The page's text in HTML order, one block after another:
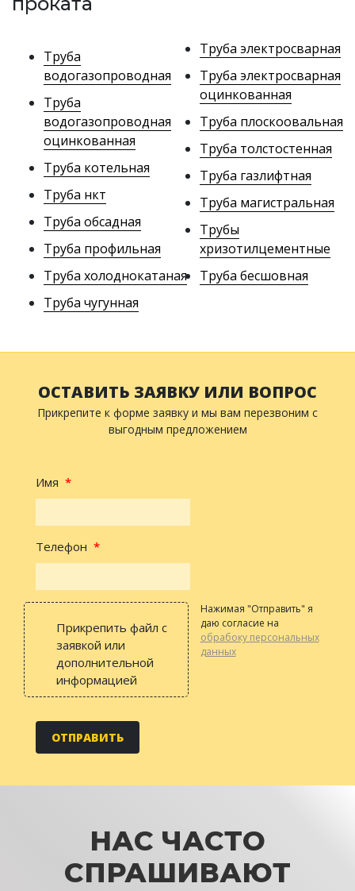
Труба
водогазопроводная
Труба
водогазопроводная
оцинкованная
Труба котельная
Труба нкт
Труба обсадная
Труба профильная
Труба холоднокатаная
Труба чугунная
Труба электросварная
Труба электросварная
оцинкованная
Труба плоскоовальная
Труба толстостенная
Труба газлифтная
Труба магистральная
Трубы
хризотилцементные
Труба бесшовная
ОСТАВИТЬ ЗАЯВКУ ИЛИ ВОПРОС
Прикрепите к форме заявку и мы вам перезвоним с
выгодным предложением
Имя *
Телефон *
Прикрепить файл с
заявкой или
дополнительной
информацией
Нажимая "Отправить" я
даю согласие на
обрабоку персональных
данных
НАС ЧАСТО
СПРАШИВАЮТ